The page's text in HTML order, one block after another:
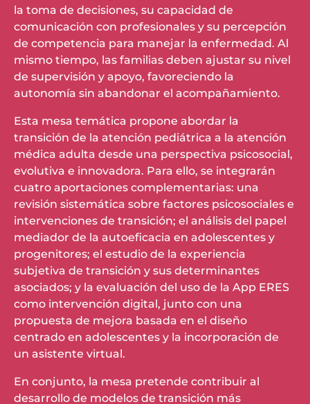
la toma de decisiones, su capacidad de
comunicación con profesionales y su percepción
de competencia para manejar la enfermedad. Al
mismo tiempo, las familias deben ajustar su nivel
de supervisión y apoyo, favoreciendo la
autonomía sin abandonar el acompañamiento.
Esta mesa temática propone abordar la
transición de la atención pediátrica a la atención
médica adulta desde una perspectiva psicosocial,
evolutiva e innovadora. Para ello, se integrarán
cuatro aportaciones complementarias: una
revisión sistemática sobre factores psicosociales e
intervenciones de transición; el análisis del papel
mediador de la autoeficacia en adolescentes y
progenitores; el estudio de la experiencia
subjetiva de transición y sus determinantes
asociados; y la evaluación del uso de la App ERES
como intervención digital, junto con una
propuesta de mejora basada en el diseño
centrado en adolescentes y la incorporación de
un asistente virtual.
En conjunto, la mesa pretende contribuir al
desarrollo de modelos de transición más